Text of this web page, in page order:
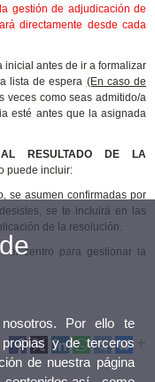
gestión de adjudicación de
directamente desde cada
inicial antes de ir a formalizar
lista de espera (En caso de
veces como seas admitido/a
esté antes que la asignada
RESULTADO DE LA
puede incluir:
se asumen confirmadas por
se te incluirá en las
de la resolución.
el centro para gestionar la
Por ello te
y de terceros
de nuestra página